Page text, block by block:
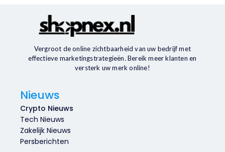
Vergroot de online zichtbaarheid van uw bedrijf met
effectieve marketingstrategieën. Bereik meer klanten en
versterk uw merk online!
Nieuws
Crypto Nieuws
Tech Nieuws
Zakelijk Nieuws
Persberichten